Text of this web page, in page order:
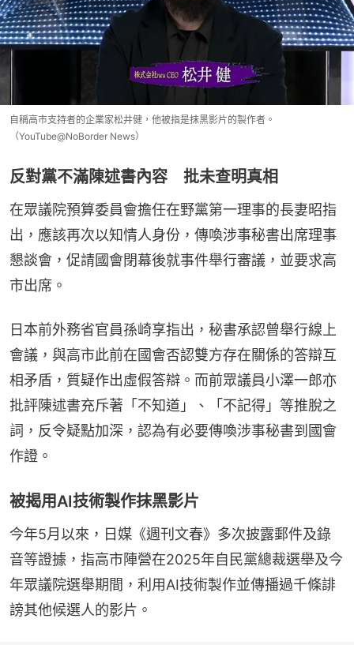
自稱高市支持者的企業家松井健，他被指是抹黑影片的製作者。
（YouTube@NoBorder News）
反對黨不滿陳述書內容 批未查明真相
在眾議院預算委員會擔任在野黨第一理事的長妻昭指
出，應該再次以知情人身份，傳喚涉事秘書出席理事
懇談會，促請國會閉幕後就事件舉行審議，並要求高
市出席。
日本前外務省官員孫崎享指出，秘書承認曾舉行線上
會議，與高市此前在國會否認雙方存在關係的答辯互
相矛盾，質疑作出虛假答辯。而前眾議員小澤一郎亦
批評陳述書充斥著「不知道」、「不記得」等推脫之
詞，反令疑點加深，認為有必要傳喚涉事秘書到國會
作證。
被揭用AI技術製作抹黑影片
今年5月以來，日媒《週刊文春》多次披露郵件及錄
音等證據，指高市陣營在2025年自民黨總裁選舉及今
年眾議院選舉期間，利用AI技術製作並傳播過千條誹
謗其他候選人的影片。